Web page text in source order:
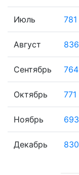
Июль 781
Август 836
Сентябрь 764
Октябрь 771
Ноябрь 693
Декабрь 830